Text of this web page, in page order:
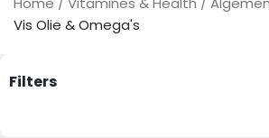
Vis Olie & Omega's
Filters